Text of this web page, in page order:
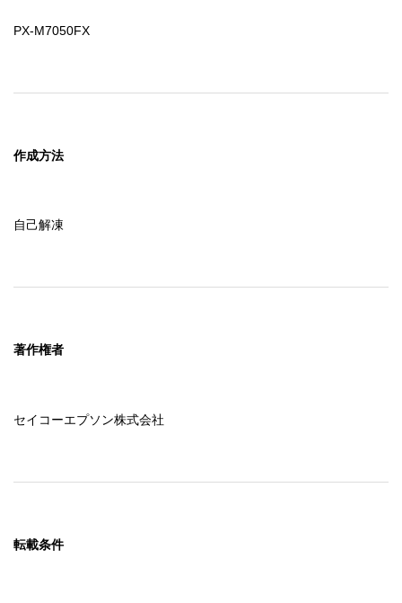
PX-M7050FX
作成方法
自己解凍
著作権者
セイコーエプソン株式会社
転載条件